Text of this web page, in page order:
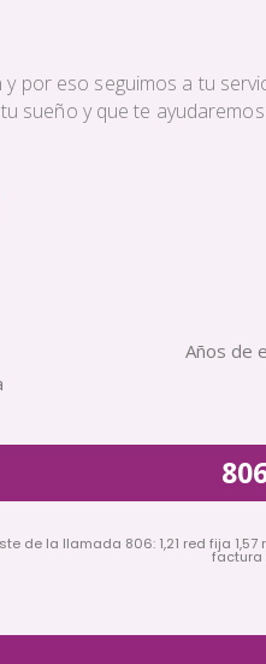
por eso seguimos a tu
sueño y que te
Años de
de la llamada 806: 1,21 red fija
factura